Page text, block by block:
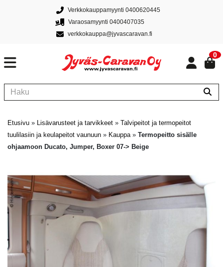
Verkkokauppamyynti 0400620445
Varaosamyynti 0400407035
verkkokauppa@jyvascaravan.fi
0
Etusivu » Lisävarusteet ja tarvikkeet » Talvipeitot ja termopeitot
tuulilasiin ja keulapeitot vaunuun » Kauppa» Termopeitto sisälle
ohjaamoon Ducato, Jumper, Boxer 07-> Beige